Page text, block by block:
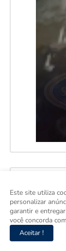
Este site utiliza
personalizar
garantir e
você concorda
Aceitar !